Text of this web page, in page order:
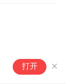
打开